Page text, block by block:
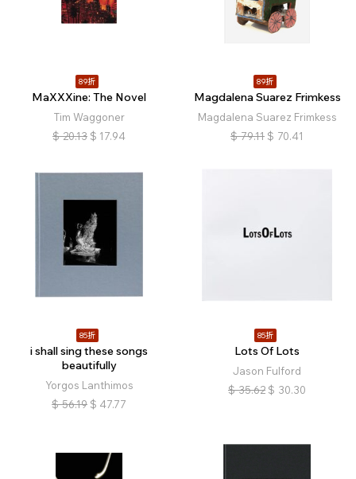
89折
MaXXXine: The Novel
Tim Waggoner
$ 20.13 $ 17.94
89折
Magdalena Suarez Frimkess
Magdalena Suarez Frimkess
$ 79.11 $ 70.41
85折
i shall sing these songs
beautifully
Yorgos Lanthimos
$ 56.19 $ 47.77
85折
Lots Of Lots
Jason Fulford
$ 35.62 $ 30.30